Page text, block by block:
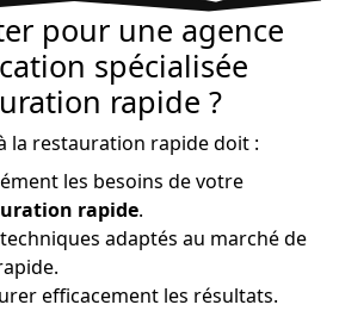
pour une agence
spécialisée
rapide ?
la restauration rapide doit :
les besoins de votre
rapide.
adaptés au marché de
efficacement les résultats.